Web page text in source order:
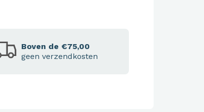
Boven de €75,00
geen verzendkosten